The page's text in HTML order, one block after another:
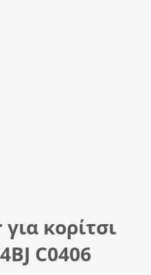
κορίτσι
C0406